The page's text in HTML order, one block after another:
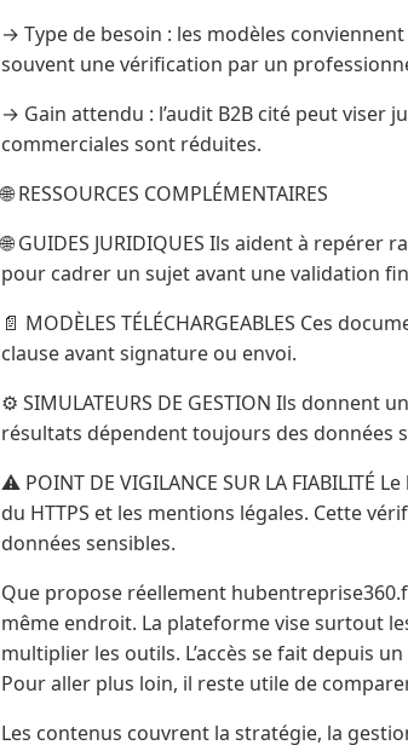
→ Type de besoin : les modèles
souvent une vérification par un
→ Gain attendu : l’audit B2B cité peut viser
commerciales sont réduites.
🌐 RESSOURCES COMPLÉMENTAIRES
🌐 GUIDES JURIDIQUES Ils aident à
pour cadrer un sujet avant une validation
📄 MODÈLES TÉLÉCHARGEABLES Ces
clause avant signature ou envoi.
⚙️ SIMULATEURS DE GESTION Ils donnent
résultats dépendent toujours des données
⚠️ POINT DE VIGILANCE SUR LA FIABILITÉ
du HTTPS et les mentions légales. Cette
données sensibles.
Que propose réellement
même endroit. La plateforme vise surtout
multiplier les outils. L’accès se fait depuis
Pour aller plus loin, il reste utile de
Les contenus couvrent la stratégie, la